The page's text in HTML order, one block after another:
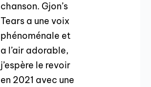
chanson. Gjon’s
Tears a une voix
phénoménale et
a l’air adorable,
j’espère le revoir
en 2021 avec une